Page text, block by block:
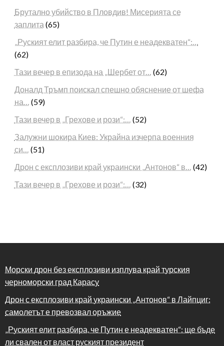
Брутално убийство в Пловдив! Мисерията се
заплита (65)
„Руският елит разбира, че Путин е неадекватен“:…
(62)
Тази вечер в епизода на „Шербет от… (62)
Доналд Тръмп поискал спешно обяснение от шефа
на… (59)
Тази вечер в „Грехове и рози“:… (52)
Залужни шокира Киев: Украйна изчерпа военния
си… (51)
Дрон с експлозиви край украински „Антонов“ в… (42)
Тази вечер в „Грехове и рози“:… (32)
Морски дрон без експлозиви изплува край турския
черноморски град Карасу
Дрон с експлозиви край украински „Антонов“ в Лайпциг:
самолетът е превозвал оръжие
„Руският елит разбира, че Путин е неадекватен“: ще бъде
ли свален от власт руският президент